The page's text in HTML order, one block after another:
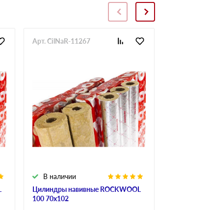
Цилиндры навивные ROCKWOOL
100 70х102
В наличии
Арт. CilNaR-11267